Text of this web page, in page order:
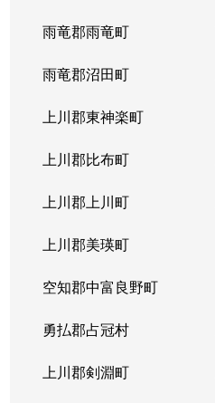
雨竜郡雨竜町
雨竜郡沼田町
上川郡東神楽町
上川郡比布町
上川郡上川町
上川郡美瑛町
空知郡中富良野町
勇払郡占冠村
上川郡剣淵町